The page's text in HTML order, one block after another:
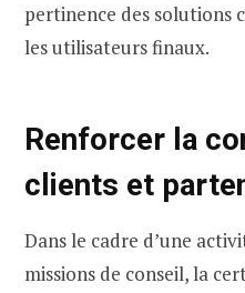
pertinence des solutions
les utilisateurs finaux.
Renforcer la
clients et
Dans le cadre d’une
missions de conseil, la